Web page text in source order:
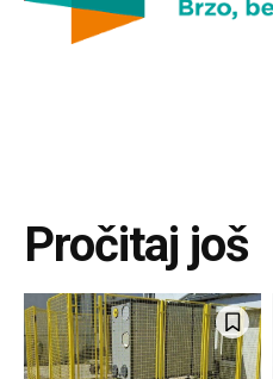
Pročitaj još